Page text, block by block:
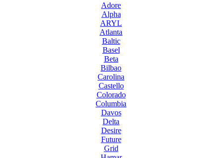
Adore
Alpha
ARYL
Atlanta
Baltic
Basel
Beta
Bilbao
Carolina
Castello
Colorado
Columbia
Davos
Delta
Desire
Future
Grid